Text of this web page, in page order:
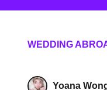
WEDDING
Yoana